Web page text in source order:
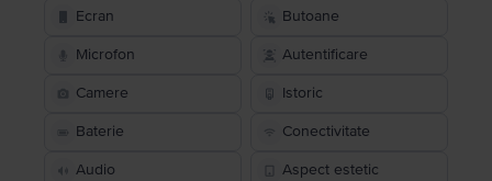
Ecran Butoane
Microfon Autentificare
Camere Istoric
Baterie Conectivitate
Audio Aspect estetic